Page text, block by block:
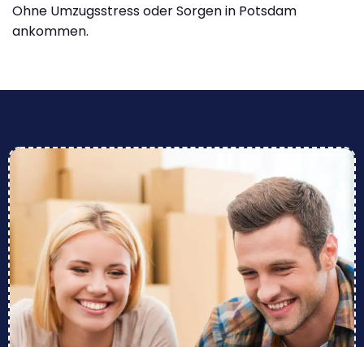
Ohne Umzugsstress oder Sorgen in Potsdam
ankommen.